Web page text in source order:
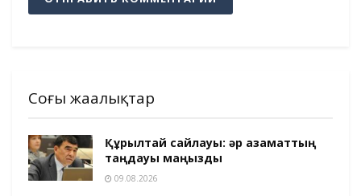
Соңғы жаңалықтар
Құрылтай сайлауы: әр азаматтың
таңдауы маңызды
09.08.2026